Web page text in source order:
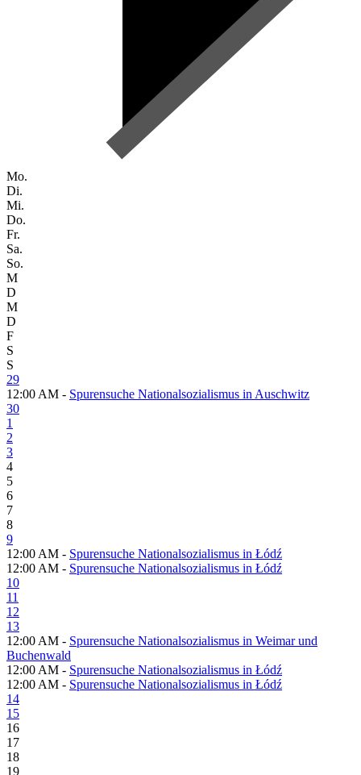
Mo.
Di.
Mi.
Do.
Fr.
Sa.
So.
M
D
M
D
F
S
S
29
12:00 AM - Spurensuche Nationalsozialismus in Auschwitz
30
1
2
3
4
5
6
7
8
9
12:00 AM - Spurensuche Nationalsozialismus in Łódź
12:00 AM - Spurensuche Nationalsozialismus in Łódź
10
11
12
13
12:00 AM - Spurensuche Nationalsozialismus in Weimar und
Buchenwald
12:00 AM - Spurensuche Nationalsozialismus in Łódź
12:00 AM - Spurensuche Nationalsozialismus in Łódź
14
15
16
17
18
19